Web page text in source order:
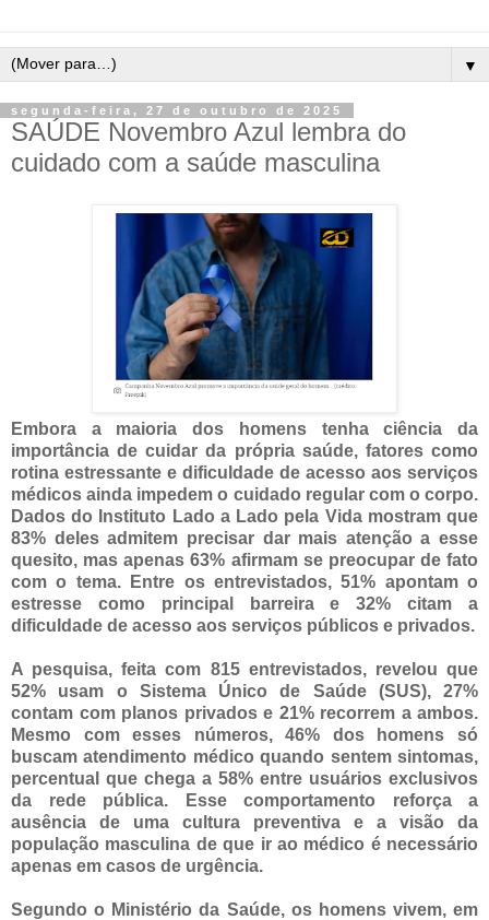
▼
segunda-feira, 27 de outubro de 2025
SAÚDE Novembro Azul lembra do
cuidado com a saúde masculina
Embora a maioria dos homens tenha ciência da
importância de cuidar da própria saúde, fatores como
rotina estressante e dificuldade de acesso aos serviços
médicos ainda impedem o cuidado regular com o corpo.
Dados do Instituto Lado a Lado pela Vida mostram que
83% deles admitem precisar dar mais atenção a esse
quesito, mas apenas 63% afirmam se preocupar de fato
com o tema. Entre os entrevistados, 51% apontam o
estresse como principal barreira e 32% citam a
dificuldade de acesso aos serviços públicos e privados.
A pesquisa, feita com 815 entrevistados, revelou que
52% usam o Sistema Único de Saúde (SUS), 27%
contam com planos privados e 21% recorrem a ambos.
Mesmo com esses números, 46% dos homens só
buscam atendimento médico quando sentem sintomas,
percentual que chega a 58% entre usuários exclusivos
da rede pública. Esse comportamento reforça a
ausência de uma cultura preventiva e a visão da
população masculina de que ir ao médico é necessário
apenas em casos de urgência.
Segundo o Ministério da Saúde, os homens vivem, em